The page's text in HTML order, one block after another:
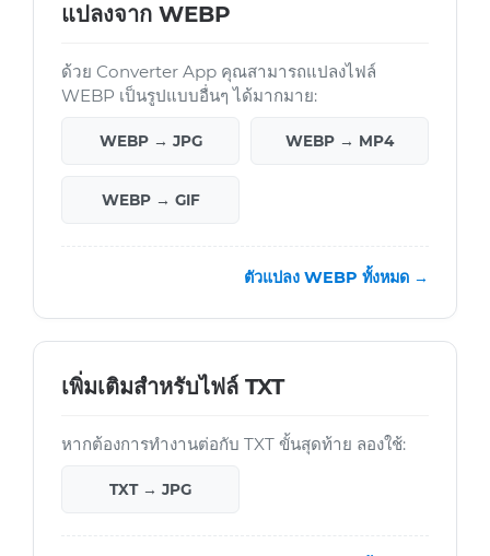
แปลงจาก WEBP
ด้วย Converter App คุณสามารถแปลงไฟล์
WEBP เป็นรูปแบบอื่นๆ ได้มากมาย:
WEBP → JPG WEBP → MP4
WEBP → GIF
ตัวแปลง WEBP ทั้งหมด →
เพิ่มเติมสำหรับไฟล์ TXT
หากต้องการทำงานต่อกับ TXT ขั้นสุดท้าย ลองใช้:
TXT → JPG